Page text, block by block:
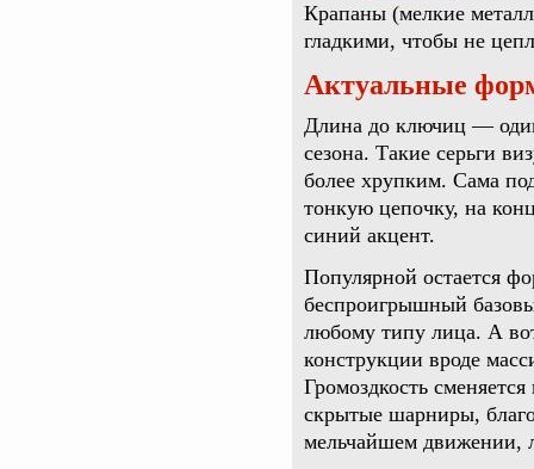
Крапаны (мелкие
гладкими, чтобы не
Актуальные
Длина до ключиц —
сезона. Такие серьги
более хрупким. Сама
тонкую цепочку, на
синий акцент.
Популярной остается
беспроигрышный
любому типу лица. А
конструкции вроде
Громоздкость
скрытые шарниры,
мельчайшем движении,